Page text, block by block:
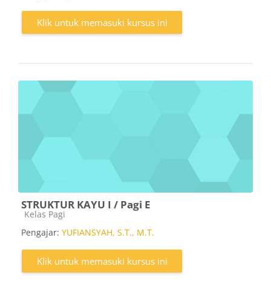
Klik untuk memasuki kursus ini
STRUKTUR KAYU I / Pagi E
Kategori kursus
Kelas Pagi
Pengajar: YUFIANSYAH, S.T., M.T.
Klik untuk memasuki kursus ini